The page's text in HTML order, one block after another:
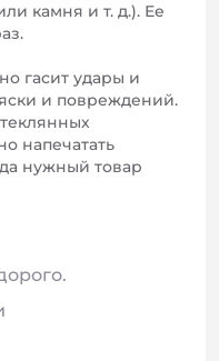
камня и т. д.). Ее
гасит удары и
и повреждений.
напечатать
нужный товар